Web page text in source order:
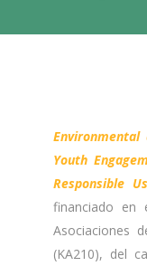
Youth
Responsible
financiado en
Asociaciones
(KA210), del